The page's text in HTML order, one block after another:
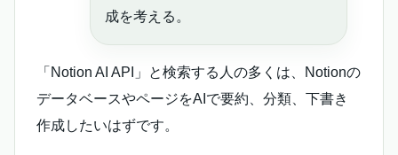
成を考える。
「Notion AI API」と検索する人の多くは、Notionの
データベースやページをAIで要約、分類、下書き
作成したいはずです。